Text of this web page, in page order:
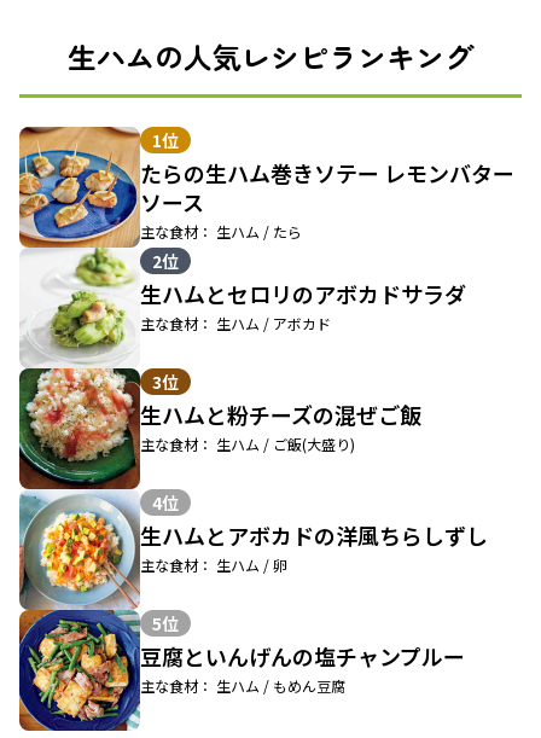
生ハムの人気レシピランキング
1位
たらの生ハム巻きソテー レモンバター
ソース
主な食材： 生ハム / たら
2位
生ハムとセロリのアボカドサラダ
主な食材： 生ハム / アボカド
3位
生ハムと粉チーズの混ぜご飯
主な食材： 生ハム / ご飯(大盛り)
4位
生ハムとアボカドの洋風ちらしずし
主な食材： 生ハム / 卵
5位
豆腐といんげんの塩チャンプルー
主な食材： 生ハム / もめん豆腐